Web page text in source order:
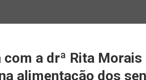
a drª Rita Morais
alimentação dos